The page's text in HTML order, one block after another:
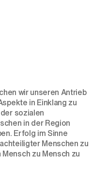
wir unseren Antrieb
in Einklang zu
sozialen
in der Region
Erfolg im Sinne
Menschen zu
zu Mensch zu